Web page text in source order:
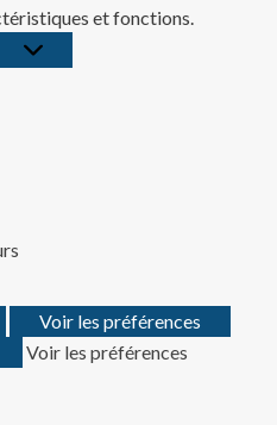
et fonctions.
Voir les préférences
Voir les préférences